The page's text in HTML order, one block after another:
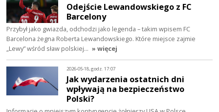
Odejście Lewandowskiego z FC
Barcelony
Przybył jako gwiazda, odchodzi jako legenda – takim wpisem FC
Barcelona żegna Roberta Lewandowskiego. Które miejsce zajmie
„Lewy” wśród sław polskiej… » więcej
2026-05-18, godz. 17:07
Jak wydarzenia ostatnich dni
wpływają na bezpieczeństwo
Polski?